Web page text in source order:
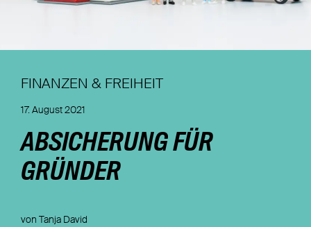
FINANZEN & FREIHEIT
17. August 2021
ABSICHERUNG FÜR
GRÜNDER
von Tanja David